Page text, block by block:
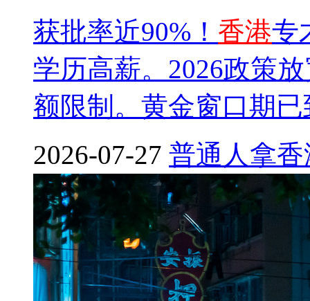
获批率近90%！ 香港专
学历高薪。2026政策
额限制。黄金窗口期
2026-07-27 普通人拿